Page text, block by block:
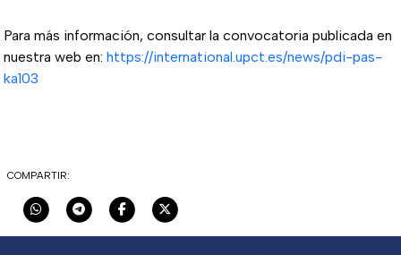
Para más información, consultar la convocatoria publicada en
nuestra web en: https://international.upct.es/news/pdi-pas-
ka103
COMPARTIR: